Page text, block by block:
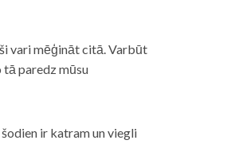
vari mēģināt citā. Varbūt
paredz mūsu
ir katram un viegli